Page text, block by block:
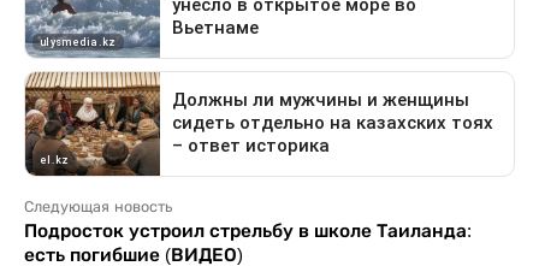
Следующая новость
Подросток устроил стрельбу в школе Таиланда:
есть погибшие (ВИДЕО)